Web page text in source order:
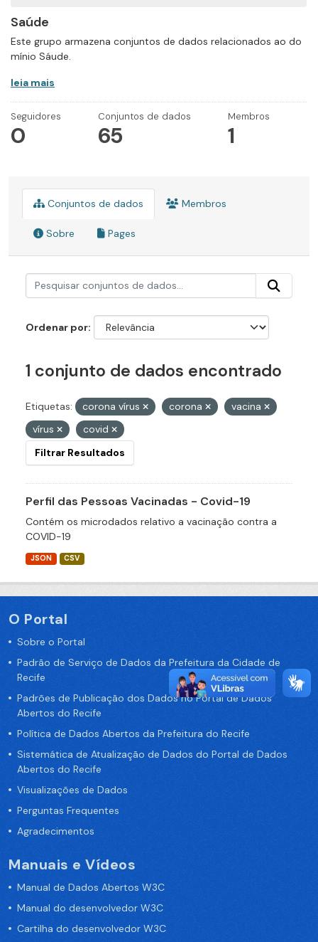
Saúde
Este grupo armazena conjuntos de dados relacionados ao do
mínio Sáude.
leia mais
Seguidores
0
Conjuntos de dados
65
Membros
1
Conjuntos de dados Membros
Sobre Pages
Ordenar por
1 conjunto de dados encontrado
Etiquetas: corona vírus corona
vacina
vírus
covid
Filtrar Resultados
Perfil das Pessoas Vacinadas - Covid-19
Contém os microdados relativo a vacinação contra a
COVID-19
JSON CSV
O Portal
Sobre o Portal
Padrão de Serviço de Dados da Prefeitura da Cidade de
Recife
Padrões de Publicação dos Dados no Portal de Dados
Abertos do Recife
Política de Dados Abertos da Prefeitura do Recife
Sistemática de Atualização de Dados do Portal de Dados
Abertos do Recife
Visualizações de Dados
Perguntas Frequentes
Agradecimentos
Manuais e Vídeos
Manual de Dados Abertos W3C
Manual do desenvolvedor W3C
Cartilha do desenvolvedor W3C